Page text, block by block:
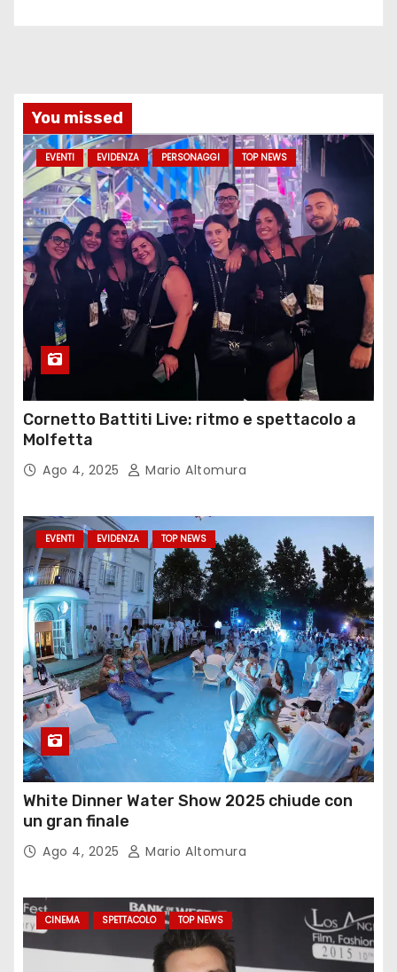
You missed
EVENTI EVIDENZA PERSONAGGI TOP NEWS
Cornetto Battiti Live: ritmo e spettacolo a
Molfetta
Ago 4, 2025 Mario Altomura
EVENTI EVIDENZA TOP NEWS
White Dinner Water Show 2025 chiude con
un gran finale
Ago 4, 2025 Mario Altomura
CINEMA SPETTACOLO TOP NEWS